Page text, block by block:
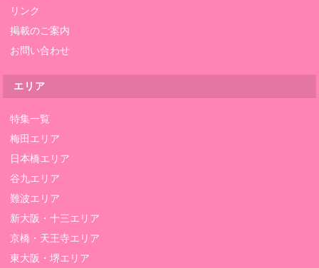
リンク
掲載のご案内
お問い合わせ
エリア
特集一覧
梅田エリア
日本橋エリア
谷九エリア
難波エリア
新大阪・十三エリア
京橋・天王寺エリア
東大阪・堺エリア